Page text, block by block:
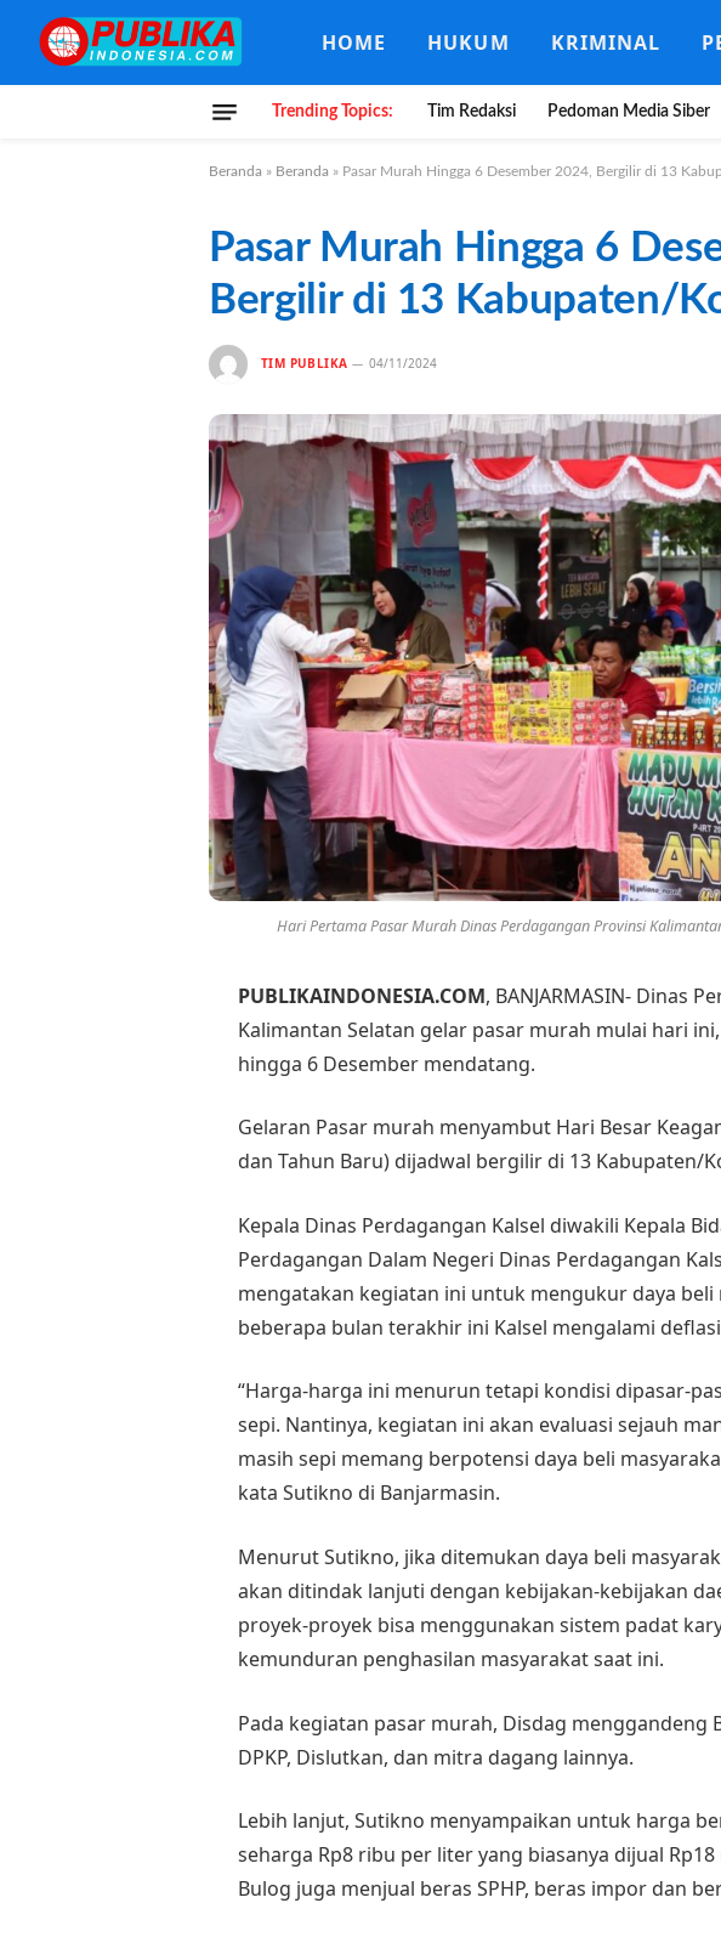
HOME HUKUM KRIMINAL
Trending Topics: Tim Redaksi Pedoman Media Siber
Beranda » Beranda » Pasar Murah Hingga 6 Desember 2024, Bergilir di 13
Pasar Murah Hingga 6
Bergilir di 13 Kabupaten/
TIM PUBLIKA 04/11/2024
Hari Pertama Pasar Murah Dinas Perdagangan Provinsi
PUBLIKAINDONESIA.COM, BANJARMASIN- Dinas
Kalimantan Selatan gelar pasar murah mulai hari
hingga 6 Desember mendatang.
Gelaran Pasar murah menyambut Hari Besar
dan Tahun Baru) dijadwal bergilir di 13 Kabupaten/
Kepala Dinas Perdagangan Kalsel diwakili Kepala
Perdagangan Dalam Negeri Dinas Perdagangan
mengatakan kegiatan ini untuk mengukur daya beli
beberapa bulan terakhir ini Kalsel mengalami
“Harga-harga ini menurun tetapi kondisi dipasar-
sepi. Nantinya, kegiatan ini akan evaluasi sejauh
masih sepi memang berpotensi daya beli
kata Sutikno di Banjarmasin.
Menurut Sutikno, jika ditemukan daya beli
akan ditindak lanjuti dengan kebijakan-kebijakan
proyek-proyek bisa menggunakan sistem padat
kemunduran penghasilan masyarakat saat ini.
Pada kegiatan pasar murah, Disdag menggandeng
DPKP, Dislutkan, dan mitra dagang lainnya.
Lebih lanjut, Sutikno menyampaikan untuk harga
seharga Rp8 ribu per liter yang biasanya dijual
Bulog juga menjual beras SPHP, beras impor dan